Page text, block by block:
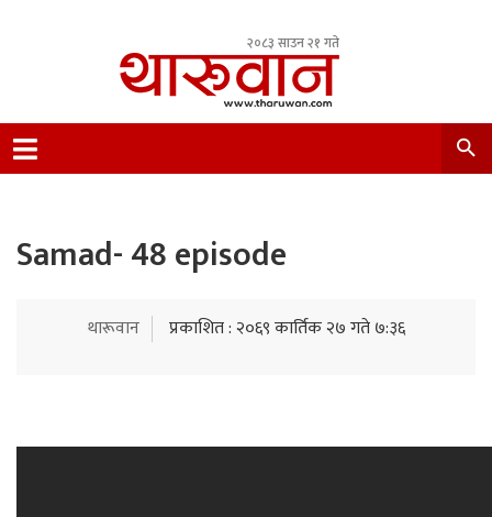
२०८३ साउन २१ गते
Nepal.
Samad- 48 episode
थारूवान प्रकाशित : २०६९ कार्तिक २७ गते ७:३६